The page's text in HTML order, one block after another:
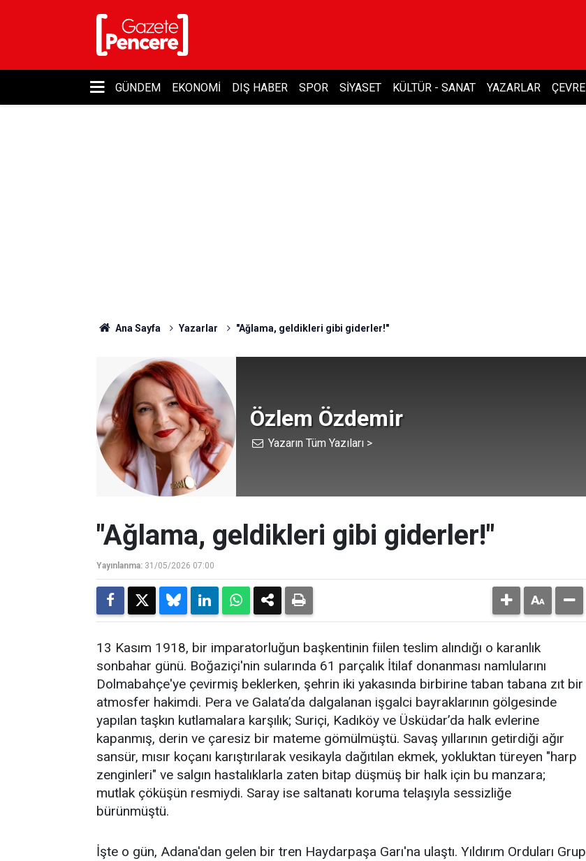
GÜNDEM EKONOMI DIŞ HABER SPOR SIYASET KÜLTÜR - SANAT YAZARLAR ÇEVRE
Ana Sayfa Yazarlar "Ağlama, geldikleri gibi giderler!"
Özlem Özdemir
Yazarın Tüm Yazıları >
"Ağlama, geldikleri gibi giderler!"
Yayınlanma: 31/05/2026 07:00
13 Kasım 1918, bir imparatorluğun başkentinin fiilen teslim alındığı o karanlık
sonbahar günü. Boğaziçi'nin sularında 61 parçalık İtilaf donanması namlularını
Dolmabahçe'ye çevirmiş beklerken, şehrin iki yakasında birbirine taban tabana zıt bir
atmosfer hakimdi. Pera ve Galata’da dalgalanan işgalci bayraklarının gölgesinde
yapılan taşkın kutlamalara karşılık; Suriçi, Kadıköy ve Üsküdar’da halk evlerine
kapanmış, derin ve çaresiz bir mateme gömülmüştü. Savaş yıllarının getirdiği ağır
sansür, mısır koçanı karıştırılarak vesikayla dağıtılan ekmek, yokluktan türeyen "harp
zenginleri" ve salgın hastalıklarla zaten bitap düşmüş bir halk için bu manzara;
mutlak çöküşün resmiydi. Saray ise saltanatı koruma telaşıyla sessizliğe
bürünmüştü.
İşte o gün, Adana'dan gelen bir tren Haydarpaşa Garı'na ulaştı. Yıldırım Orduları Grup